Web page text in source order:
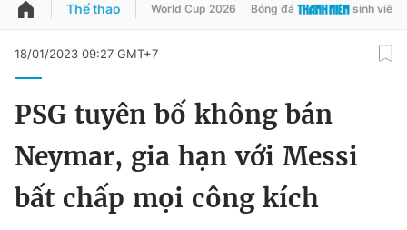
QUẢNG CÁO ĐẶT BÁO
Chuyên mục khác
Chào ngày mới Tin 24h
Đổi mật khẩu
Tin đã lưu
Tin đã xem
Thể thao World Cup 2026 Bóng đá sinh viên
18/01/2023 09:27 GMT+7
PSG tuyên bố không bán
Neymar, gia hạn với Messi
bất chấp mọi công kích